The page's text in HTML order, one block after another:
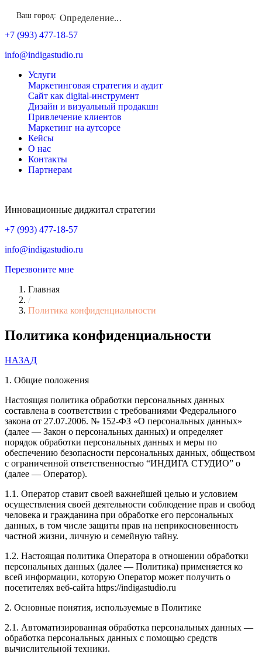
Ваш город: Определение...
+7 (993) 477-18-57
info@indigastudio.ru
Услуги
Маркетинговая стратегия и аудит
Сайт как digital-инструмент
Дизайн и визуальный продакшн
Привлечение клиентов
Маркетинг на аутсорсе
Кейсы
О нас
Контакты
Партнерам
Инновационные диджитал стратегии
+7 (993) 477-18-57
info@indigastudio.ru
Перезвоните мне
Главная
/
Политика конфиденциальности
Политика конфиденциальности
НАЗАД
1. Общие положения
Настоящая политика обработки персональных данных
составлена в соответствии с требованиями Федерального
закона от 27.07.2006. № 152-ФЗ «О персональных данных»
(далее — Закон о персональных данных) и определяет
порядок обработки персональных данных и меры по
обеспечению безопасности персональных данных, обществом
с ограниченной ответственностью “ИНДИГА СТУДИО” о
(далее — Оператор).
1.1. Оператор ставит своей важнейшей целью и условием
осуществления своей деятельности соблюдение прав и свобод
человека и гражданина при обработке его персональных
данных, в том числе защиты прав на неприкосновенность
частной жизни, личную и семейную тайну.
1.2. Настоящая политика Оператора в отношении обработки
персональных данных (далее — Политика) применяется ко
всей информации, которую Оператор может получить о
посетителях веб-сайта https://indigastudio.ru
2. Основные понятия, используемые в Политике
2.1. Автоматизированная обработка персональных данных —
обработка персональных данных с помощью средств
вычислительной техники.